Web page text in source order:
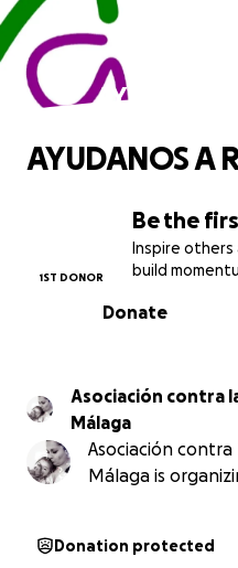
AYUDANOS
Be the
Inspire others
build
1ST DONOR
Donate
AYUDANOS A
Asociación contra
Málaga
Asociación contra
Málaga is
Donation protected